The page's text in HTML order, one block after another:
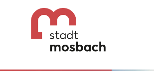
Gehe zum Navigationsbereich
Gehe zum Inhalt